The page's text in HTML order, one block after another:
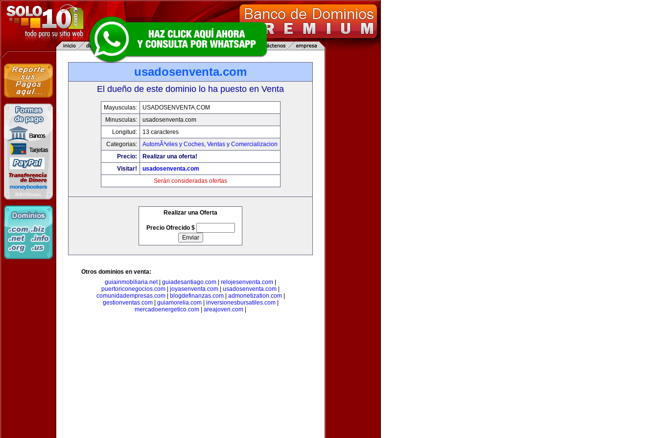
usadosenventa.com
El dueño de este dominio lo ha puesto en Venta
Mayusculas:
USADOSENVENTA.COM
Minusculas:
usadosenventa.com
Longitud:
13 caracteres
Categorias:
AutomÃ³viles y Coches, Ventas y Comercializacion
Precio:
Realizar una oferta!
Visitar!
usadosenventa.com
Serán consideradas ofertas
Realizar una Oferta
Precio Ofrecido $
Otros dominios en venta:
guiainmobiliaria.net| guiadesantiago.com relojesenventa.com
puertoriconegocios.com
joyasenventa.com usadosenventa.com
comunidadempresas.com| blogdefinanzas.com| admonetization.com|
gestionventas.com| guiamorelia.com| inversionesbursatiles.com|
mercadoenergetico.com
areajoven.com